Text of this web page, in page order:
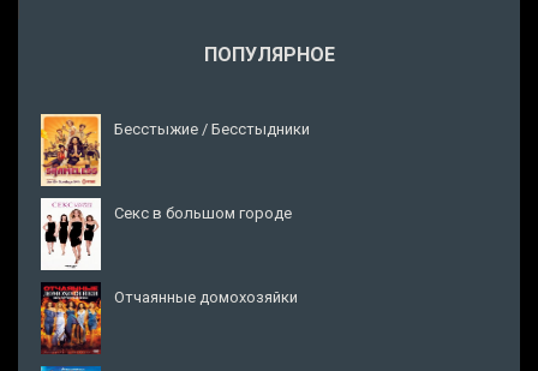
ПОПУЛЯРНОЕ
Бесстыжие / Бесстыдники
Секс в большом городе
Отчаянные домохозяйки